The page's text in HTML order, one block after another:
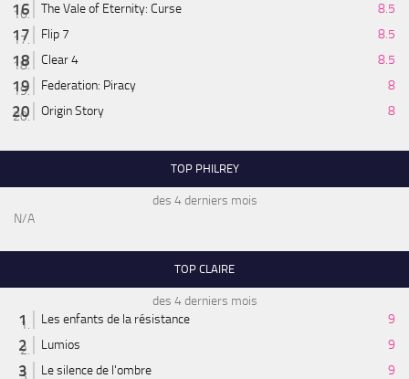
The Vale of Eternity: Curse
8.5
Flip 7
8.5
Clear 4
8.5
Federation: Piracy
8
Origin Story
8
TOP PHILREY
des 4 derniers mois
N/A
TOP CLAIRE
des 4 derniers mois
Les enfants de la résistance
9
Lumios
9
Le silence de l'ombre
9